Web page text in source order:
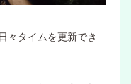
々タイムを更新でき